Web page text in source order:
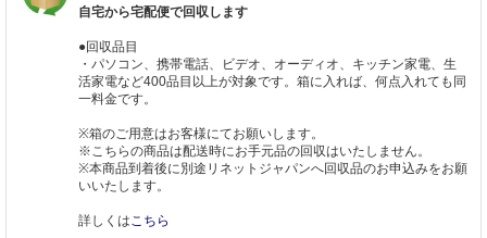
自宅から宅配便で回収します
●回収品目
・パソコン、携帯電話、ビデオ、オーディオ、キッチン家電、生
活家電など400品目以上が対象です。箱に入れば、何点入れても同
一料金です。
※箱のご用意はお客様にてお願いします。
※こちらの商品は配送時にお手元品の回収はいたしません。
※本商品到着後に別途リネットジャパンへ回収品のお申込みをお願
いいたします。
詳しくはこちら